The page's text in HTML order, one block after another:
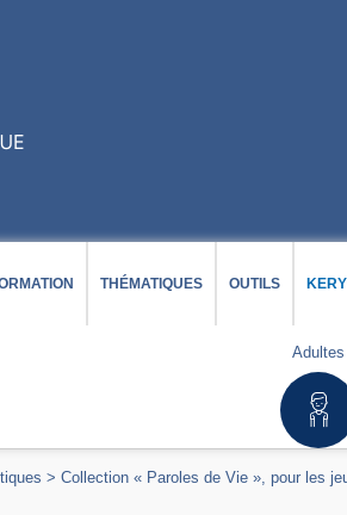
THÉMATIQUES OUTILS
Adultes
> Collection « Paroles de Vie », pour les